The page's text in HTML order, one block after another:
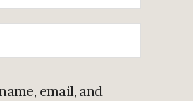
email, and